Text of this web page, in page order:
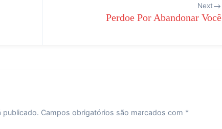
Next
Perdoe Por Abandonar Você
publicado. Campos obrigatórios são marcados com *